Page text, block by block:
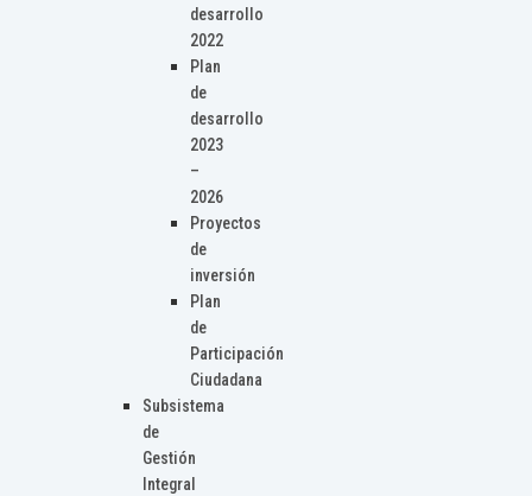
desarrollo
2022
Plan
de
desarrollo
2023
–
2026
Proyectos
de
inversión
Plan
de
Participación
Ciudadana
Subsistema
de
Gestión
Integral